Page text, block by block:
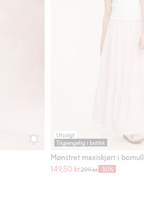
Utsolgt
Tilgjengelig i butikk
Mønstret maxiskjørt i bomull
149,50 kr.299 kr. -50%